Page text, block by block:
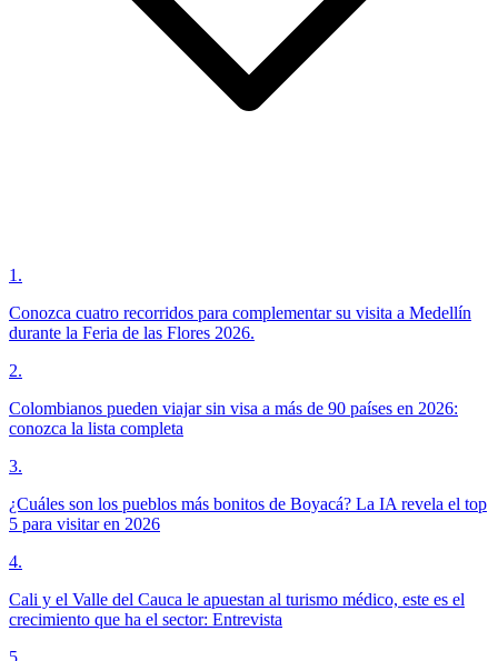
1 .
Conozca cuatro recorridos para complementar su visita a Medellín
durante la Feria de las Flores 2026.
2.
Colombianos pueden viajar sin visa a más de 90 países en 2026:
conozca la lista completa
3.
¿Cuáles son los pueblos más bonitos de Boyacá? La IA revela el top
5 para visitar en 2026
4.
Cali y el Valle del Cauca le apuestan al turismo médico, este es el
crecimiento que ha el sector: Entrevista
5